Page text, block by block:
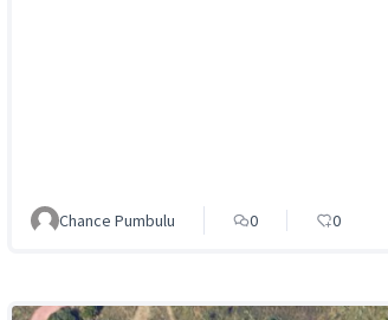
Chance Pumbulu 0 0